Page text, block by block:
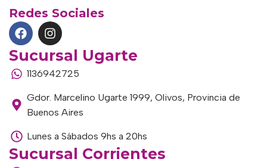
Redes Sociales
Sucursal Ugarte
1136942725
Gdor. Marcelino Ugarte 1999, Olivos, Provincia de
Buenos Aires
Lunes a Sábados 9hs a 20hs
Sucursal Corrientes